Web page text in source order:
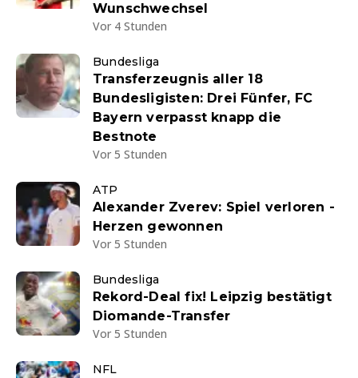
Wunschwechsel
Vor 4 Stunden
Bundesliga
Transferzeugnis aller 18
Bundesligisten: Drei Fünfer, FC
Bayern verpasst knapp die
Bestnote
Vor 5 Stunden
ATP
Alexander Zverev: Spiel verloren -
Herzen gewonnen
Vor 5 Stunden
Bundesliga
Rekord-Deal fix! Leipzig bestätigt
Diomande-Transfer
Vor 5 Stunden
NFL